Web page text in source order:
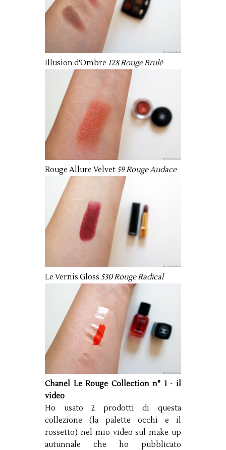
Illusion d'Ombre 128 Rouge Brulè
Rouge Allure Velvet 59 Rouge Audace
Le Vernis Gloss 530 Rouge Radical
Chanel Le Rouge Collection n° 1 - il
video
Ho usato 2 prodotti di questa
collezione (la palette occhi e il
rossetto) nel mio video sul make up
autunnale che ho pubblicato